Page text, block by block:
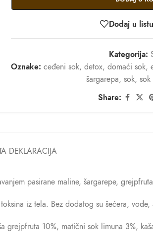
Dodaj u
Kategorija:
Oznake: ceđeni sok, detox, domaći sok,
šargarepa, sok,
Share:
DEKLARACIJA
pasirane maline, šargarepe,
iz tela. Bez dodatog su šećera, vode,
grejpfruta 10%, matični sok limuna 3%,